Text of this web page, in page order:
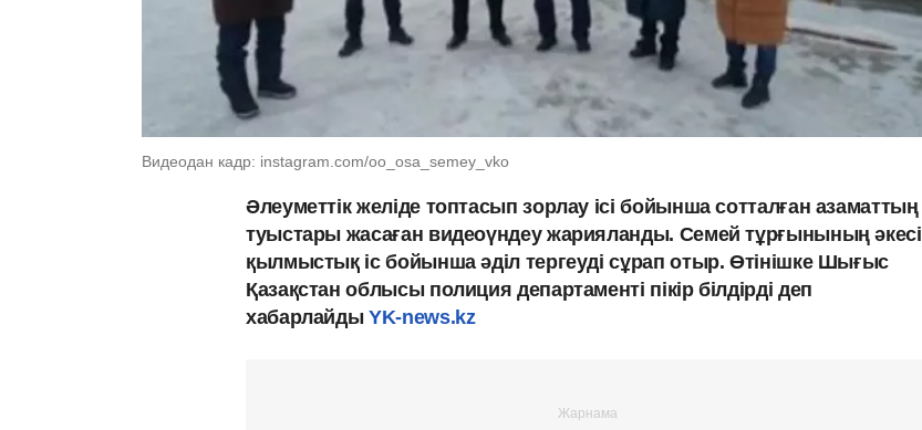
Видеодан кадр: instagram.com/oo_osa_semey_vko
Әлеуметтік желіде топтасып зорлау ісі бойынша сотталған азаматтың
туыстары жасаған видеоүндеу жарияланды. Семей тұрғынының әкесі
қылмыстық іс бойынша әділ тергеуді сұрап отыр. Өтінішке Шығыс
Қазақстан облысы полиция департаменті пікір білдірді деп
хабарлайдыYK-news.kz